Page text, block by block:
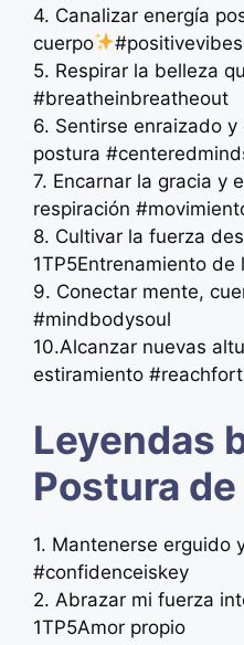
4. Canalizar energía
cuerpo
5. Respirar la belleza
#breatheinbreatheout
6. Sentirse enraizado
postura
7. Encarnar la gracia y
respiración
8. Cultivar la fuerza
1TP5Entrenamiento de
9. Conectar mente,
️‍️#mindbodysoul
10.Alcanzar nuevas
estiramiento
Leyendas
Postura
1. Mantenerse erguido
#confidenceiskey
2. Abrazar mi fuerza
1TP5Amor propio